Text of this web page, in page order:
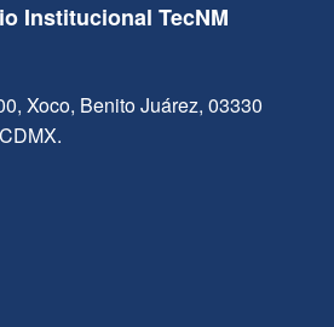
Institucional TecNM
Xoco, Benito Juárez, 03330